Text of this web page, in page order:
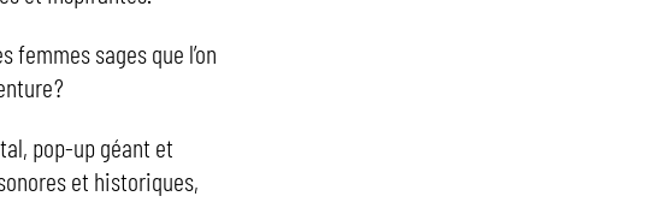
femmes sages que l’on
?
pop-up géant et
et historiques,